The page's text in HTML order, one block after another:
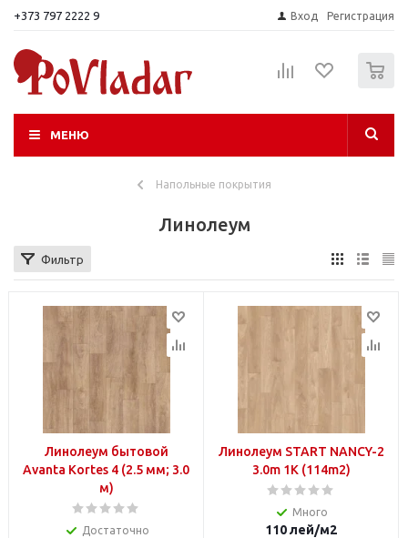
+373 797 2222 9 Вход Регистрация
МЕНЮ
Напольные покрытия
Линолеум
Фильтр
Линолеум бытовой
Avanta Kortes 4 (2.5 мм; 3.0
м)
Достаточно
Линолеум START NANCY-2
3.0m 1K (114m2)
Много
110лей/м2